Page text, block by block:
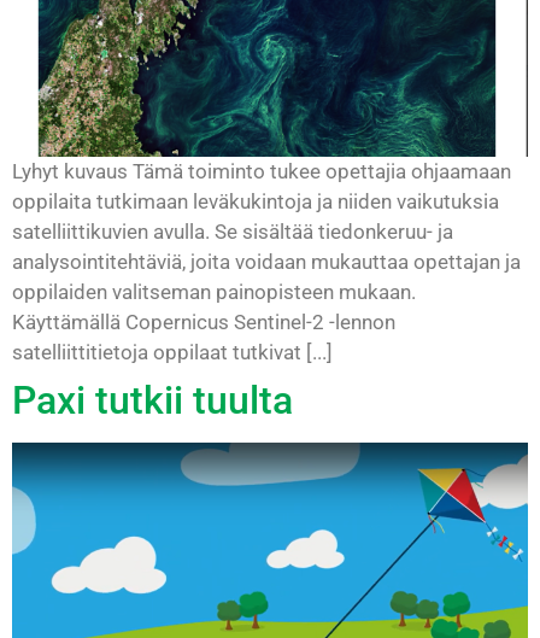
Lyhyt kuvaus Tämä toiminto tukee opettajia ohjaamaan
oppilaita tutkimaan leväkukintoja ja niiden vaikutuksia
satelliittikuvien avulla. Se sisältää tiedonkeruu- ja
analysointitehtäviä, joita voidaan mukauttaa opettajan ja
oppilaiden valitseman painopisteen mukaan.
Käyttämällä Copernicus Sentinel-2 -lennon
satelliittitietoja oppilaat tutkivat [...]
Paxi tutkii tuulta